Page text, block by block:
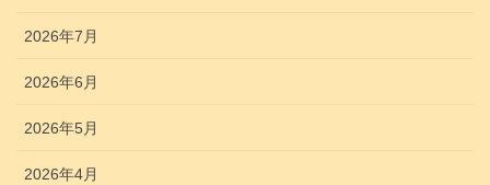
2026年7月
2026年6月
2026年5月
2026年4月